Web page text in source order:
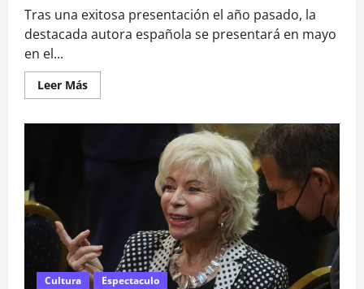
Tras una exitosa presentación el año pasado, la
destacada autora española se presentará en mayo
en el...
Leer MásLeer
más
de
poesía
y
música</strong>
Cultura Espectaculo